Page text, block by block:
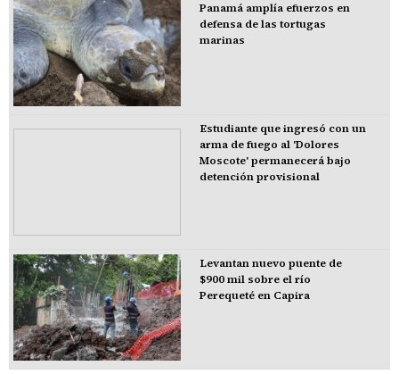
Panamá amplía efuerzos en
defensa de las tortugas
marinas
Estudiante que ingresó con un
arma de fuego al 'Dolores
Moscote' permanecerá bajo
detención provisional
Levantan nuevo puente de
$900 mil sobre el río
Perequeté en Capira